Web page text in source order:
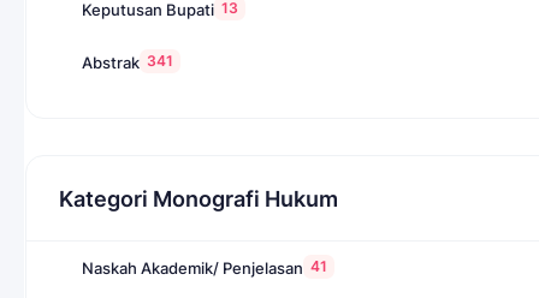
Keputusan Bupati 13
Abstrak 341
Kategori Monografi Hukum
Naskah Akademik/ Penjelasan 41